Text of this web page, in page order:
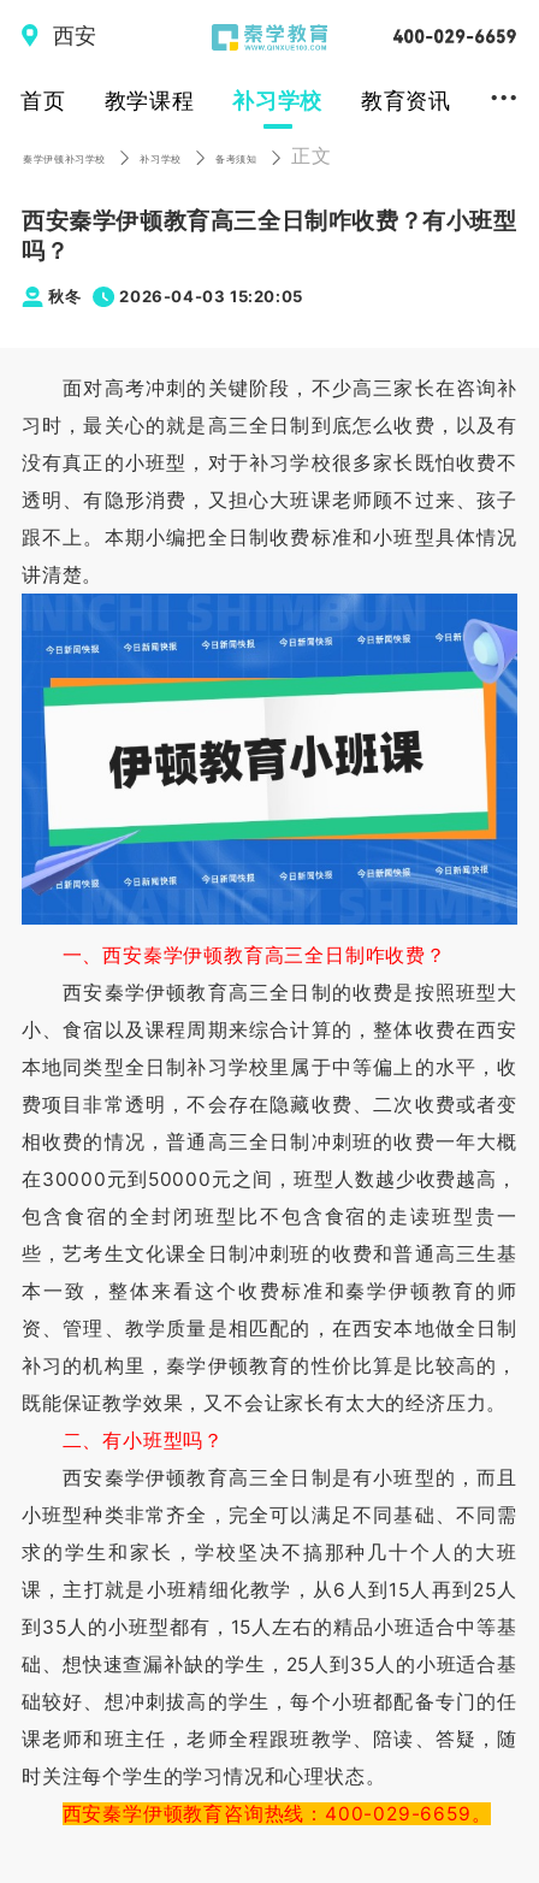
西安
首页 教学课程 补习学校 教育资讯 ...
秦学伊顿补习学校 补习学校 备考须知 正文
西安秦学伊顿教育高三全日制咋收费？有小班型
吗？
秋冬 2026-04-03 15:20:05
面对高考冲刺的关键阶段，不少高三家长在咨询补
习时，最关心的就是高三全日制到底怎么收费，以及有
没有真正的小班型，对于补习学校很多家长既怕收费不
透明、有隐形消费，又担心大班课老师顾不过来、孩子
跟不上。本期小编把全日制收费标准和小班型具体情况
讲清楚。
一、西安秦学伊顿教育高三全日制咋收费？
西安秦学伊顿教育高三全日制的收费是按照班型大
小、食宿以及课程周期来综合计算的，整体收费在西安
本地同类型全日制补习学校里属于中等偏上的水平，收
费项目非常透明，不会存在隐藏收费、二次收费或者变
相收费的情况，普通高三全日制冲刺班的收费一年大概
在30000元到50000元之间，班型人数越少收费越高，
包含食宿的全封闭班型比不包含食宿的走读班型贵一
些，艺考生文化课全日制冲刺班的收费和普通高三生基
本一致，整体来看这个收费标准和秦学伊顿教育的师
资、管理、教学质量是相匹配的，在西安本地做全日制
补习的机构里，秦学伊顿教育的性价比算是比较高的，
既能保证教学效果，又不会让家长有太大的经济压力。
二、有小班型吗？
西安秦学伊顿教育高三全日制是有小班型的，而且
小班型种类非常齐全，完全可以满足不同基础、不同需
求的学生和家长，学校坚决不搞那种几十个人的大班
课，主打就是小班精细化教学，从6人到15人再到25人
到35人的小班型都有，15人左右的精品小班适合中等基
础、想快速查漏补缺的学生，25人到35人的小班适合基
础较好、想冲刺拔高的学生，每个小班都配备专门的任
课老师和班主任，老师全程跟班教学、陪读、答疑，随
时关注每个学生的学习情况和心理状态。
西安秦学伊顿教育咨询热线：400-029-6659。